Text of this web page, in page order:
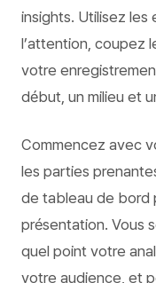
insights. Utilisez
l’attention, coupez
votre
début, un milieu et
Commencez avec
les parties
de tableau de bord
présentation. Vous
quel point votre
votre audience, et